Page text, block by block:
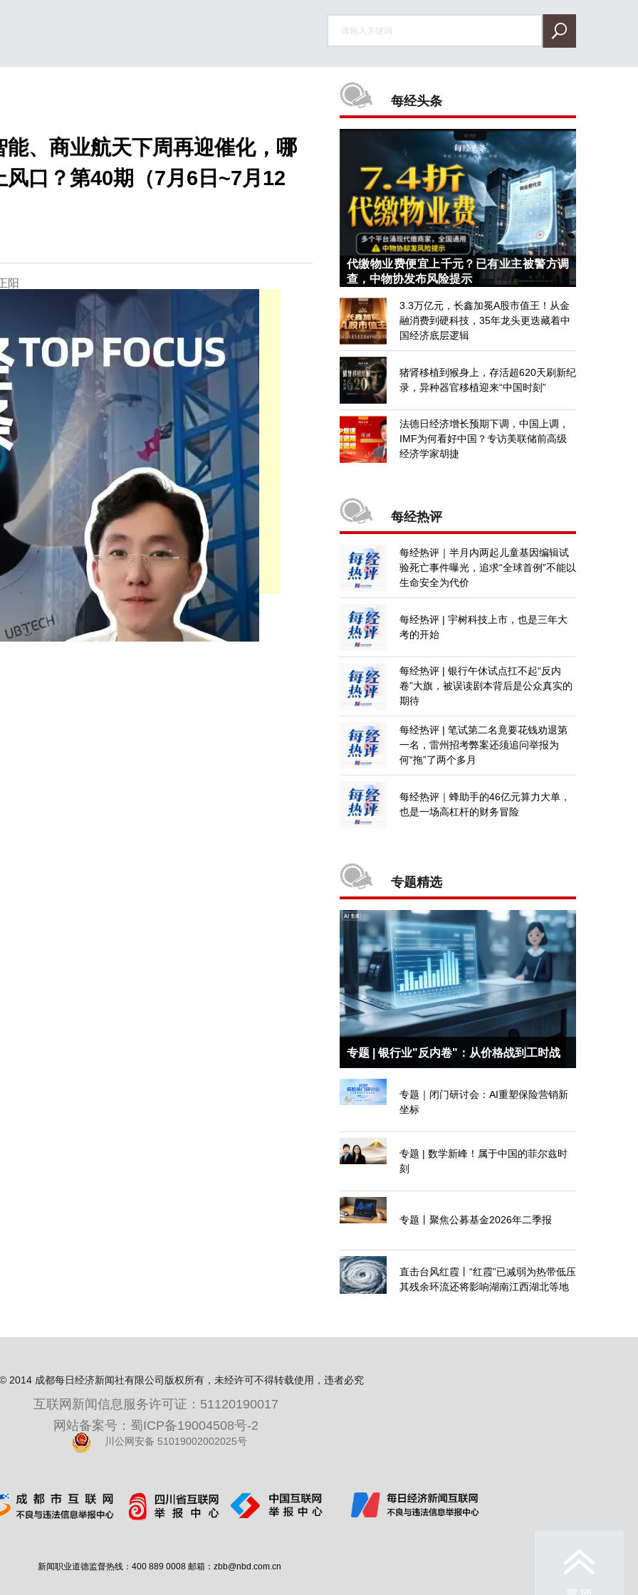
、商业航天下周再迎催化，哪
口？第40期（7月6日~7月12
阳
每经头条
代缴物业费便宜上千元？已有业主被警方调
查，中物协发布风险提示
3.3万亿元，长鑫加冕A股市值王！从金
融消费到硬科技，35年龙头更迭藏着中
国经济底层逻辑
猪肾移植到猴身上，存活超620天刷新纪
录，异种器官移植迎来“中国时刻”
法德日经济增长预期下调，中国上调，
IMF为何看好中国？专访美联储前高级
经济学家胡捷
每经热评
每经热评｜半月内两起儿童基因编辑试
验死亡事件曝光，追求“全球首例”不能以
生命安全为代价
每经热评 | 宇树科技上市，也是三年大
考的开始
每经热评 | 银行午休试点扛不起“反内
卷”大旗，被误读剧本背后是公众真实的
期待
每经热评 | 笔试第二名竟要花钱劝退第
一名，雷州招考弊案还须追问举报为
何“拖”了两个多月
每经热评｜蜂助手的46亿元算力大单，
也是一场高杠杆的财务冒险
专题精选
专题 | 银行业"反内卷"：从价格战到工时战
专题｜闭门研讨会：AI重塑保险营销新
坐标
专题 | 数学新峰！属于中国的菲尔兹时
刻
专题丨聚焦公募基金2026年二季报
直击台风红霞丨“红霞”已减弱为热带低压
其残余环流还将影响湖南江西湖北等地
2014 成都每日经济新闻社有限公司版权所有，未经许可不得转载使用，违者必究
互联网新闻信息服务许可证：51120190017
网站备案号：蜀ICP备19004508号-2
川公网安备 51019002002025号
新闻职业道德监督热线：400 889 0008 邮箱：zbb@nbd.com.cn